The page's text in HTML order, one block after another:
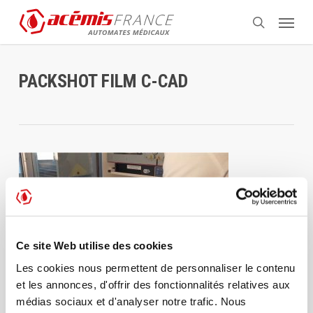
Ce site Web utilise des cookies
Les cookies nous permettent de personnaliser le contenu
et les annonces, d'offrir des fonctionnalités relatives aux
médias sociaux et d'analyser notre trafic. Nous
contenu
principal
recherche
Menu
PACKSHOT FILM C-CAD